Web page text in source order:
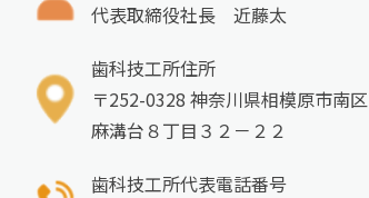
代表取締役社長 近藤太
歯科技工所住所
〒252-0328 神奈川県相模原市南区
麻溝台８丁目３２－２２
歯科技工所代表電話番号